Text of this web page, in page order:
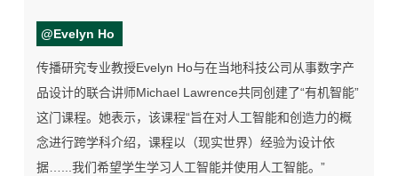
@Evelyn Ho
传播研究专业教授Evelyn Ho与在当地科技公司从事数字产
品设计的联合讲师Michael Lawrence共同创建了“有机智能”
这门课程。她表示，该课程“旨在对人工智能和创造力的概
念进行跨学科介绍，课程以（现实世界）经验为设计依
据…... 我们希望学生学习人工智能并使用人工智能。”